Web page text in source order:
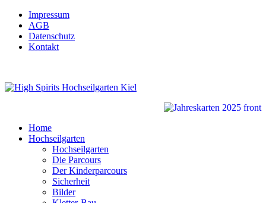
Impressum
AGB
Datenschutz
Kontakt
Home
Hochseilgarten
Hochseilgarten
Die Parcours
Der Kinderparcours
Sicherheit
Bilder